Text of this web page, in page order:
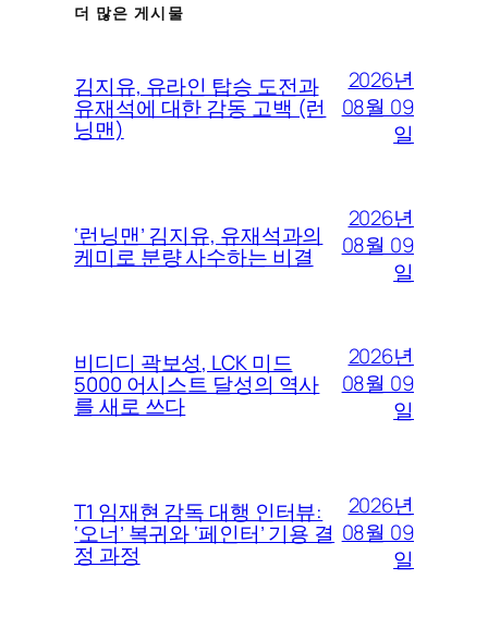
더 많은 게시물
김지유, 유라인 탑승 도전과
유재석에 대한 감동 고백 (런
닝맨)
2026년
08월 09
일
‘런닝맨’ 김지유, 유재석과의
케미로 분량 사수하는 비결
2026년
08월 09
일
비디디 곽보성, LCK 미드
5000 어시스트 달성의 역사
를 새로 쓰다
2026년
08월 09
일
T1 임재현 감독 대행 인터뷰:
‘오너’ 복귀와 ‘페인터’ 기용 결
정 과정
2026년
08월 09
일